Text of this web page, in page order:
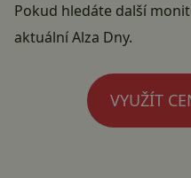
Pokud hledáte další
aktuální Alza Dny.
VYUŽÍT